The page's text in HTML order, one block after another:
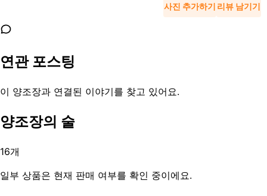
사진 추가하기 리뷰 남기기
연관 포스팅
이 양조장과 연결된 이야기를 찾고 있어요.
양조장의 술
16개
일부 상품은 현재 판매 여부를 확인 중이에요.